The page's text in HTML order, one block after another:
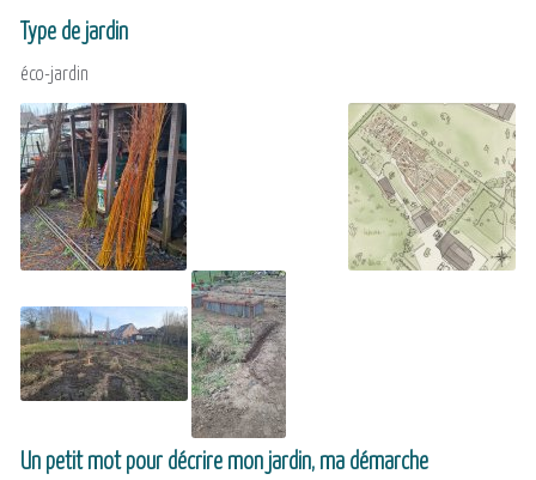
Type de jardin
éco-jardin
Un petit mot pour décrire mon jardin, ma démarche